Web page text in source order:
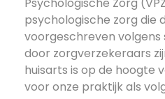
Psychologische Zorg
psychologische zorg die
voorgeschreven
door zorgverzekeraars
huisarts is op de hoogte
voor onze praktijk als